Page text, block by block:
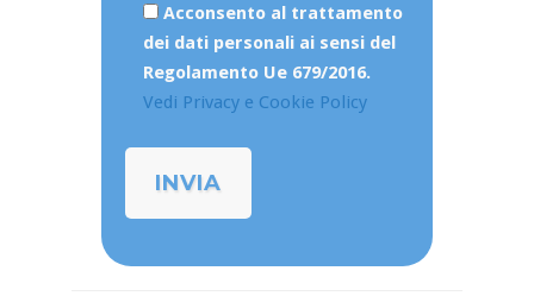
Acconsento al trattamento
dei dati personali ai sensi del
Regolamento Ue 679/2016.
Vedi Privacy e Cookie Policy